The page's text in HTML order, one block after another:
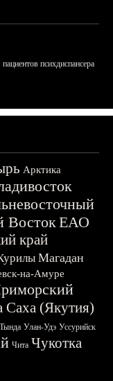
психдиспансера
Арктика
ВостокЕАО
край
Магадан
на-Амуре
Саха (Якутия)
Тында Улан-Удэ Уссурийск
Чита Чукотка